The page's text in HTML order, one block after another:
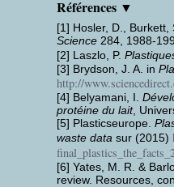
Références ▼
[1] Hosler, D.,
Science 284, 1988-
[2] Laszlo, P.
[3] Brydson, J. A. in
http://
[4] Belyamani, I.
protéine du lait,
[5] Plasticseurope.
waste data sur (2015)
[6] Yates, M. R. &
review. Resources,